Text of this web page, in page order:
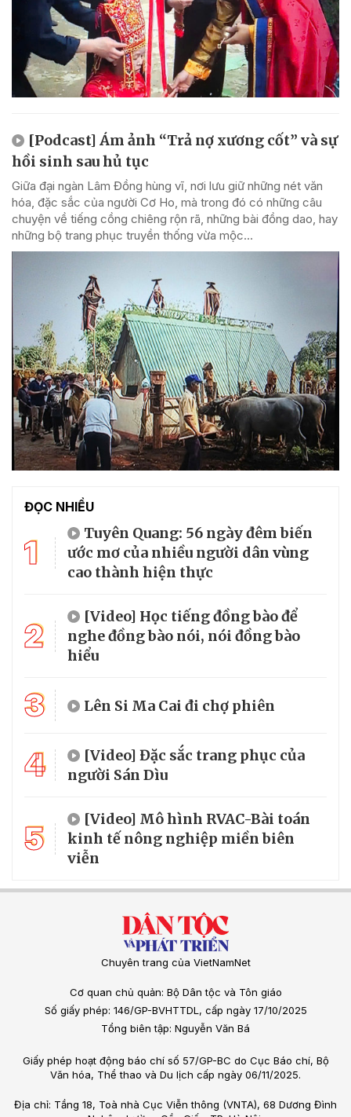
[Podcast] Ám ảnh “Trả nợ xương cốt” và sự
hồi sinh sau hủ tục
Giữa đại ngàn Lâm Đồng hùng vĩ, nơi lưu giữ những nét văn
hóa, đặc sắc của người Cơ Ho, mà trong đó có những câu
chuyện về tiếng cồng chiêng rộn rã, những bài đồng dao, hay
những bộ trang phục truyền thống vừa mộc...
ĐỌC NHIỀU
1
Tuyên Quang: 56 ngày đêm biến
ước mơ của nhiều người dân vùng
cao thành hiện thực
2
[Video] Học tiếng đồng bào để
nghe đồng bào nói, nói đồng bào
hiểu
3 Lên Si Ma Cai đi chợ phiên
4
[Video] Đặc sắc trang phục của
người Sán Dìu
5
[Video] Mô hình RVAC-Bài toán
kinh tế nông nghiệp miền biên
viễn
Chuyên trang của VietNamNet
Cơ quan chủ quản: Bộ Dân tộc và Tôn giáo
Số giấy phép: 146/GP-BVHTTDL, cấp ngày 17/10/2025
Tổng biên tập: Nguyễn Văn Bá
Giấy phép hoạt động báo chí số 57/GP-BC do Cục Báo chí, Bộ
Văn hóa, Thể thao và Du lịch cấp ngày 06/11/2025.
Địa chỉ: Tầng 18, Toà nhà Cục Viễn thông (VNTA), 68 Dương Đình